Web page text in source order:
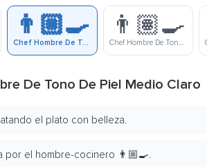
👨🏼‍🍳
Chef Hombre De Tono De Piel Medio Claro
👨🏽‍🍳
Chef Hombre De Tono De Piel Medio
De Tono De Piel Medio Claro
el plato con belleza.
por el hombre-cocinero 👨🏼‍🍳.